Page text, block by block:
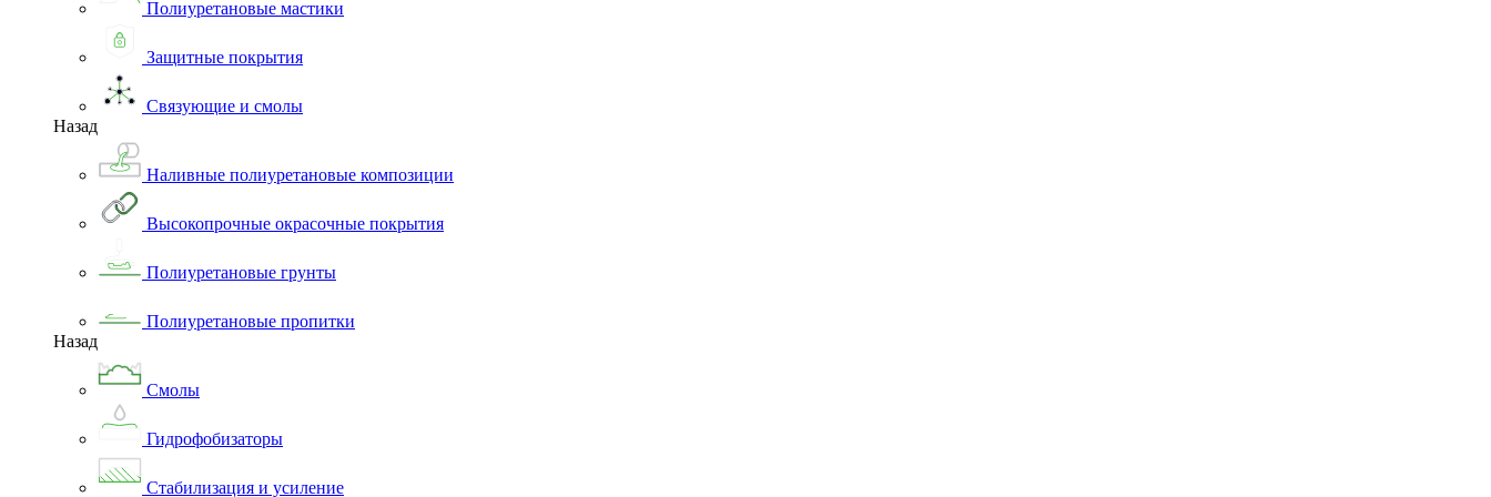
Полиуретановые мастики
Защитные покрытия
Связующие и смолы
Назад
Наливные полиуретановые композиции
Высокопрочные окрасочные покрытия
Полиуретановые грунты
Полиуретановые пропитки
Назад
Смолы
Гидрофобизаторы
Стабилизация и усиление